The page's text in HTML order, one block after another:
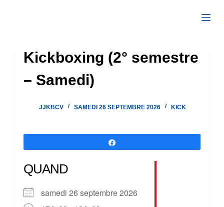
Kickboxing (2° semestre
– Samedi)
JJKBCV SAMEDI 26 SEPTEMBRE 2026 KICK
QUAND
samedi 26 septembre 2026